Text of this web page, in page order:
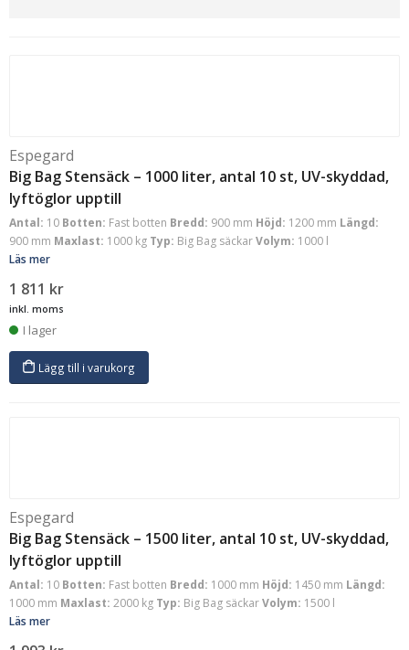
Espegard
Big Bag Stensäck – 1000 liter, antal 10 st, UV-skyddad,
lyftöglor upptill
Antal: 10 Botten: Fast botten Bredd: 900 mm Höjd: 1200 mm Längd:
900 mm Maxlast: 1000 kg Typ: Big Bag säckarVolym: 1000 l
Läs mer
1 811 kr
inkl. moms
I lager
Lägg till i varukorg
Espegard
Big Bag Stensäck – 1500 liter, antal 10 st, UV-skyddad,
lyftöglor upptill
Antal: 10 Botten: Fast botten Bredd: 1000 mm Höjd: 1450 mm Längd:
1000 mm Maxlast: 2000 kg Typ: Big Bag säckarVolym: 1500 l
Läs mer